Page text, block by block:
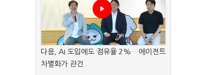
다음, AI 도입에도 점유율 2%…에이전트
차별화가 관건